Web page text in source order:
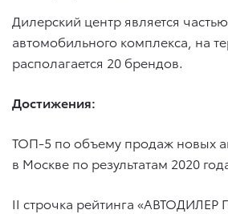
Дилерский центр является
автомобильного комплекса, на
располагается 20 брендов.
Достижения:
ТОП-5 по объему продаж новых
в Москве по результатам 2020
II строчка рейтинга